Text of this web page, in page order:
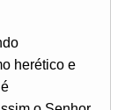
herético e